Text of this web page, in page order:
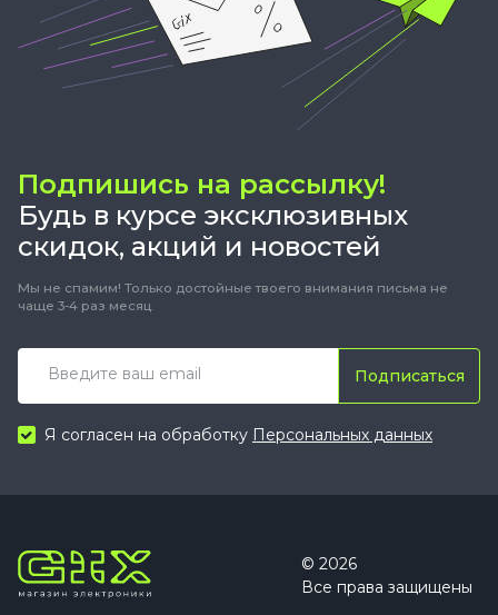
Подпишись на рассылку!
Будь в курсе эксклюзивных
скидок, акций и новостей
Мы не спамим! Только достойные твоего внимания письма не
чаще 3-4 раз месяц.
Подписаться
Я согласен на обработку Персональных данных
© 2026
Все права защищены